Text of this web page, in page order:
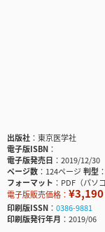
出版社
東京医学社
電子版ISBN
電子版発売日
2019/12/30
ページ数
124ページ判型
フォーマット
PDF（パソ
電子版販売価格： ¥3,190
印刷版ISSN
0386-9881
印刷版発行年月
2019/06